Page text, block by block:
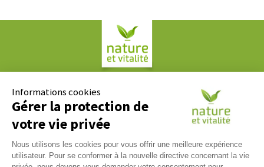
61, rue Paul Duvivier
69007 LYON
Nous répondons à tous vos messages du lundi au vendredi
09h00 / 17h00. Contactez-nous via notreformulaire de
Informations cookies
Gérer la protection de
votre vie privée
Nous utilisons les cookies pour vous offrir une meilleure expérience
utilisateur. Pour se conformer à la nouvelle directive concernant la vie